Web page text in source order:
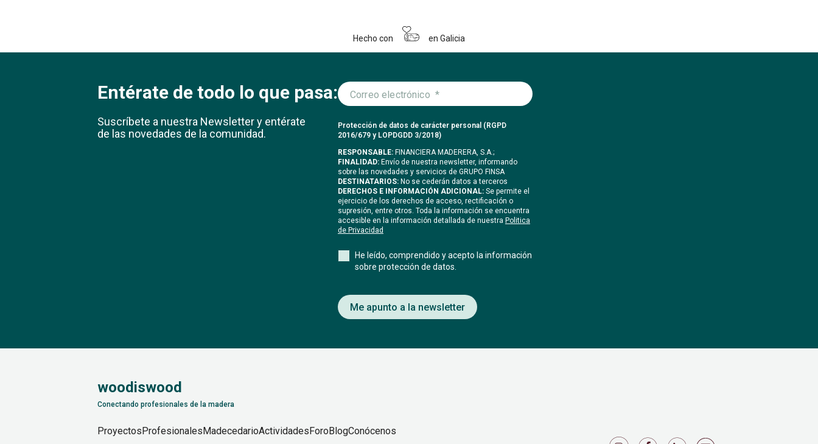
Hecho con en Galicia
Entérate de todo lo que pasa:
Suscríbete a nuestra Newsletter y entérate
de las novedades de la comunidad.
Protección de datos de carácter personal (RGPD
2016/679 y LOPDGDD 3/2018)
RESPONSABLE: FINANCIERA MADERERA, S.A.;
FINALIDAD: Envío de nuestra newsletter, informando
sobre las novedades y servicios de GRUPO FINSA
DESTINATARIOS: No se cederán datos a terceros
DERECHOS E INFORMACIÓN ADICIONAL: Se permite el
ejercicio de los derechos de acceso, rectificación o
supresión, entre otros. Toda la información se encuentra
accesible en la información detallada de nuestra Politica
de Privacidad
He leído, comprendido y acepto la información
sobre protección de datos.
Me apunto a la newsletter
woodiswood
Conectando profesionales de la madera
ProyectosProfesionalesMadecedarioActividadesForoBlogConócenos